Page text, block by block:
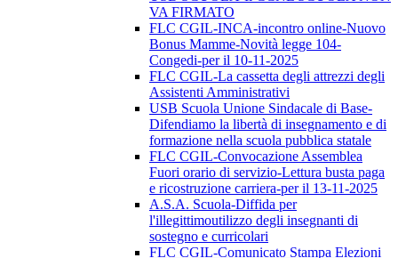
VA FIRMATO
FLC CGIL-INCA-incontro online-Nuovo
Bonus Mamme-Novità legge 104-
Congedi-per il 10-11-2025
FLC CGIL-La cassetta degli attrezzi degli
Assistenti Amministrativi
USB Scuola Unione Sindacale di Base-
Difendiamo la libertà di insegnamento e di
formazione nella scuola pubblica statale
FLC CGIL-Convocazione Assemblea
Fuori orario di servizio-Lettura busta paga
e ricostruzione carriera-per il 13-11-2025
A.S.A. Scuola-Diffida per
l'illegittimoutilizzo degli insegnanti di
sostegno e curricolari
FLC CGIL-Comunicato Stampa Elezioni